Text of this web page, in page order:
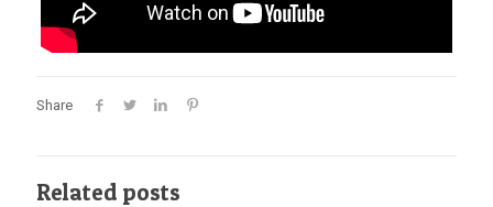
Share
Related posts